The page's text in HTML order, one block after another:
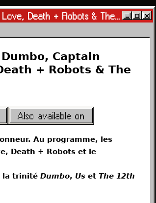
The Attic Partners Charter.txt
#24 Spécial Ciné : Dumbo, Captain Marvel, Us, Love, Death + Robots & The 12th man
Captain
+ Robots & The
Also available on
Au programme, les
Death + Robots et le
la trinité Dumbo, Us et The 12th
· Reviews · Deep dives · Interviews